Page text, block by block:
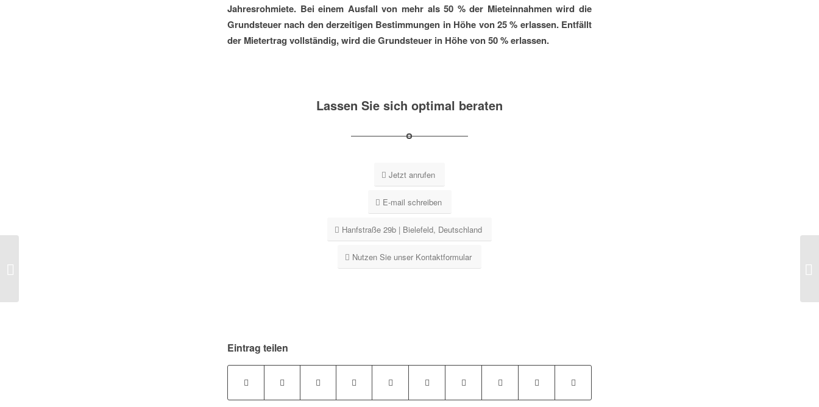
Jahresrohmiete. Bei einem Ausfall von mehr als 50 % der Mieteinnahmen wird die
Grundsteuer nach den derzeitigen Bestimmungen in Höhe von 25 % erlassen. Entfällt
der Mietertrag vollständig, wird die Grundsteuer in Höhe von 50 % erlassen.
Lassen Sie sich optimal beraten
Jetzt anrufen
E-mail schreiben
Hanfstraße 29b | Bielefeld, Deutschland
Nutzen Sie unser Kontaktformular
Eintrag teilen